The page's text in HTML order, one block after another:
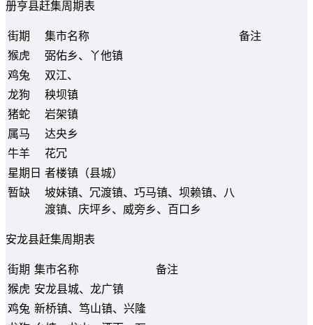
册亨县赶集周期表
街期 集市名称
备注
猴虎
弼佑乡、丫他镇
鸡兔
双江、
龙狗
秧坝镇
猪蛇
岩架镇
属马
达央乡
牛羊
花冗
星期日 者楼镇（县城）
暂缺
坡妹镇、冗渡镇、巧马镇、坝赖镇、八
渡镇、庆坪乡、威旁乡、百口乡
安龙县赶集周期表
街期 集市名称
备注
猴虎 安龙县城、龙广镇
鸡兔 新桥镇、笃山镇、兴隆